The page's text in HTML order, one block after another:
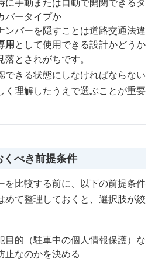
バータイプか
ンバーを隠すことは道路交通法違
用として使用できる設計かどうか
とされがちです。
できる状態にしなければならない
く理解したうえで選ぶことが重要
べき前提条件
を比較する前に、以下の前提条件
めて整理しておくと、選択肢が絞
目的（駐車中の個人情報保護）な
止なのかを決める